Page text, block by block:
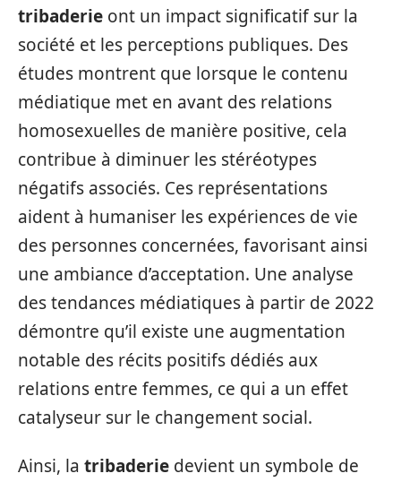
tribaderie ont un impact significatif sur la
société et les perceptions publiques. Des
études montrent que lorsque le contenu
médiatique met en avant des relations
homosexuelles de manière positive, cela
contribue à diminuer les stéréotypes
négatifs associés. Ces représentations
aident à humaniser les expériences de vie
des personnes concernées, favorisant ainsi
une ambiance d’acceptation. Une analyse
des tendances médiatiques à partir de 2022
démontre qu’il existe une augmentation
notable des récits positifs dédiés aux
relations entre femmes, ce qui a un effet
catalyseur sur le changement social.
Ainsi, la tribaderie devient un symbole de